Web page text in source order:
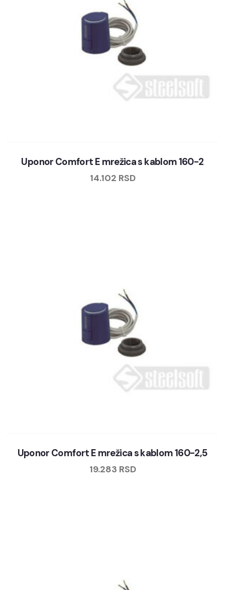
Uponor Comfort E mrežica s kablom 160-2
14.102 RSD
Uponor Comfort E mrežica s kablom 160-2,5
19.283 RSD